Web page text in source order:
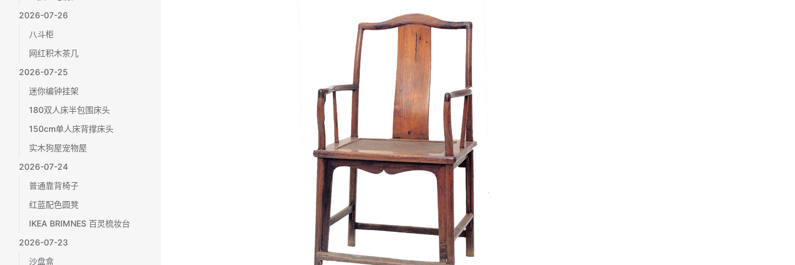
2026-07-26
八斗柜
网红积木茶几
2026-07-25
迷你编钟挂架
180双人床半包围床头
150cm单人床背撑床头
实木狗屋宠物屋
2026-07-24
普通靠背椅子
红蓝配色圆凳
IKEA BRIMNES 百灵梳妆台
2026-07-23
沙盘盒